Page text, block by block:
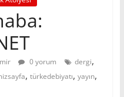
0 yorum dergi,
, türkedebiyatı, yayın,